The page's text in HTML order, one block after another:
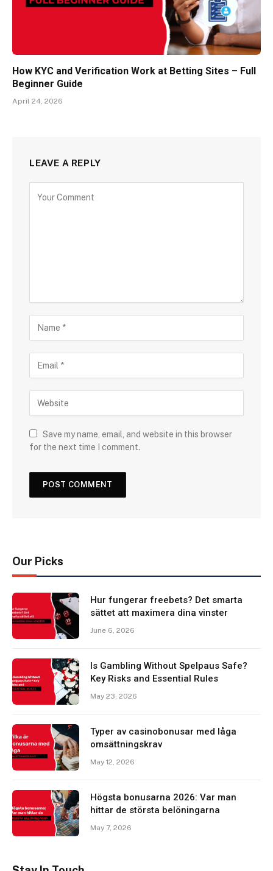
How KYC and Verification Work at Betting Sites – Full
Beginner Guide
April 24, 2026
LEAVE A REPLY
Save my name, email, and website in this browser
for the next time I comment.
Our Picks
Hur fungerar freebets? Det smarta
sättet att maximera dina vinster
June 6, 2026
Is Gambling Without Spelpaus Safe?
Key Risks and Essential Rules
May 23, 2026
Typer av casinobonusar med låga
omsättningskrav
May 12, 2026
Högsta bonusarna 2026: Var man
hittar de största belöningarna
May 7, 2026